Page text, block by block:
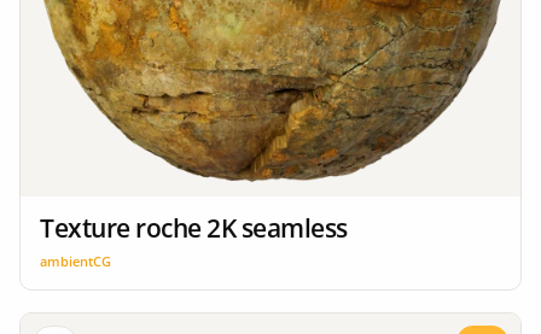
Texture roche 2K seamless
ambientCG